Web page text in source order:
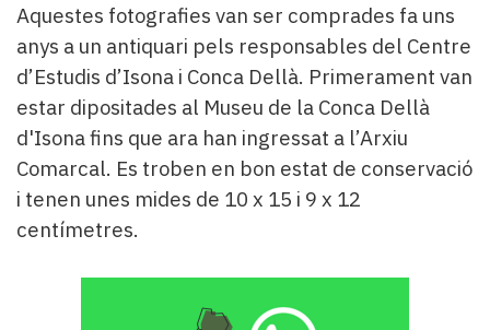
Aquestes fotografies van ser comprades fa uns
anys a un antiquari pels responsables del Centre
d’Estudis d’Isona i Conca Dellà. Primerament van
estar dipositades al Museu de la Conca Dellà
d'Isona fins que ara han ingressat a l’Arxiu
Comarcal. Es troben en bon estat de conservació
i tenen unes mides de 10 x 15 i 9 x 12
centímetres.